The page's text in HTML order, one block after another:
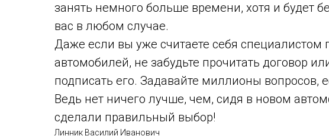
занять немного больше времени, хотя и будет
вас в любом случае.
Даже если вы уже считаете себя
автомобилей, не забудьте прочитать договор
подписать его. Задавайте миллионы вопросов,
Ведь нет ничего лучше, чем, сидя в новом
сделали правильный выбор!
Линник Василий Иванович